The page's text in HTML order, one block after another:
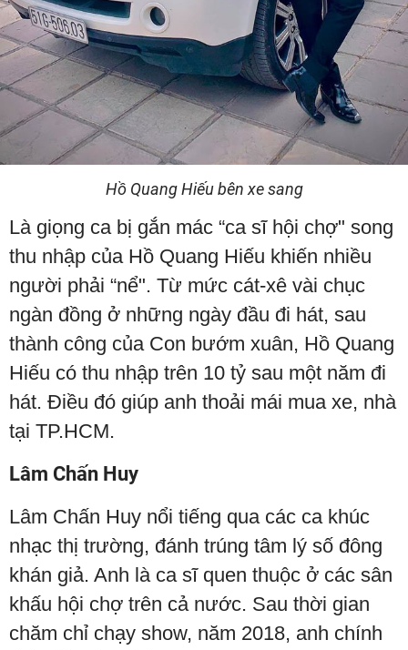
Hồ Quang Hiếu bên xe sang
Là giọng ca bị gắn mác “ca sĩ hội chợ" song
thu nhập của Hồ Quang Hiếu khiến nhiều
người phải “nể". Từ mức cát-xê vài chục
ngàn đồng ở những ngày đầu đi hát, sau
thành công của Con bướm xuân, Hồ Quang
Hiếu có thu nhập trên 10 tỷ sau một năm đi
hát. Điều đó giúp anh thoải mái mua xe, nhà
tại TP.HCM.
Lâm Chấn Huy
Lâm Chấn Huy nổi tiếng qua các ca khúc
nhạc thị trường, đánh trúng tâm lý số đông
khán giả. Anh là ca sĩ quen thuộc ở các sân
khấu hội chợ trên cả nước. Sau thời gian
chăm chỉ chạy show, năm 2018, anh chính